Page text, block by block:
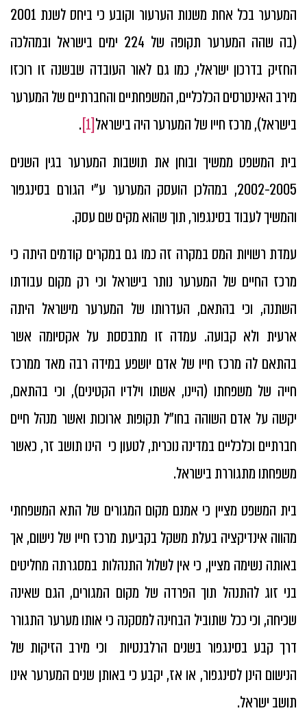
המערער בכל אחת משנות הערעור וקובע כי ביחס לשנת 2001
(בה שהה המערער תקופה של 224 ימים בישראל ובמהלכה
החזיק בדרכון ישראלי, כמו גם לאור העובדה שבשנה זו רוכזו
מירב האינטרסים הכלכליים, המשפחתיים והחברתיים של המערער
בישראל), מרכז חייו של המערער היה בישראל[1]
.
בית המשפט ממשיך ובוחן את תושבות המערער בגין השנים
2002-2005, במהלכן הועסק המערער ע"י הגורם בסינגפור
והמשיך לעבוד בסינגפור, תוך שהוא מקים שם עסק.
עמדת רשויות המס במקרה זה כמו גם במקרים קודמים היתה כי
מרכז החיים של המערער נותר בישראל וכי רק מקום עבודתו
השתנה, וכי בהתאם, העדרותו של המערער מישראל היתה
ארעית ולא קבועה. עמדה זו מתבססת על אקסיומה אשר
בהתאם לה מרכז חייו של אדם יושפע במידה רבה מאד ממרכז
חייה של משפחתו (היינו, אשתו וילדיו הקטינים), וכי בהתאם,
יקשה על אדם השוהה בחו"ל תקופות ארוכות ואשר מנהל חיים
חברתיים וכלכליים במדינה נוכרית, לטעון כי הינו תושב זר, כאשר
משפחתו מתגוררת בישראל.
בית המשפט מציין כי אמנם מקום המגורים של התא המשפחתי
מהווה אינדיקציה בעלת משקל בקביעת מרכז חייו של נישום, אך
באותה נשימה מציין, כי אין לשלול התנהלות במסגרתה מחליטים
בני זוג להתנהל תוך הפרדה של מקום המגורים, הגם שאינה
שכיחה, וכי ככל שתוביל הבחינה למסקנה כי אותו מערער התגורר
דרך קבע בסינגפור בשנים הרלבנטיות וכי מירב הזיקות של
הנישום הינן לסינגפור, או אז, יקבע כי באותן שנים המערער אינו
תושב ישראל.